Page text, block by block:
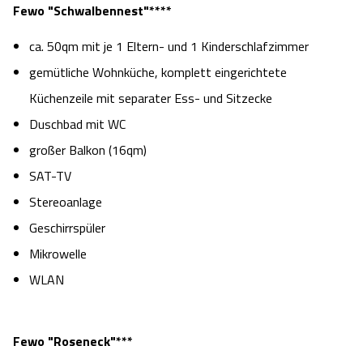
Fewo "Schwalbennest"****
ca. 50qm mit je 1 Eltern- und 1 Kinderschlafzimmer
gemütliche Wohnküche, komplett eingerichtete
Küchenzeile mit separater Ess- und Sitzecke
Duschbad mit WC
großer Balkon (16qm)
SAT-TV
Stereoanlage
Geschirrspüler
Mikrowelle
WLAN
Fewo "Roseneck"***